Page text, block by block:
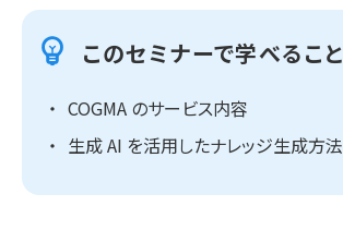
このセミナーで学べること
COGMA のサービス内容
生成 AI を活用したナレッジ生成方法